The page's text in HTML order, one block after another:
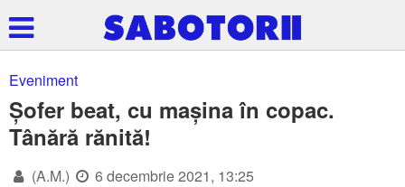
Eveniment
Șofer beat, cu mașina în copac.
Tânără rănită!
(A.M.) 6 decembrie 2021, 13:25